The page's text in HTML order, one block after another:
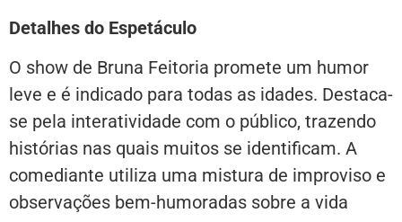
Detalhes do Espetáculo
O show de Bruna Feitoria promete um humor
leve e é indicado para todas as idades. Destaca-
se pela interatividade com o público, trazendo
histórias nas quais muitos se identificam. A
comediante utiliza uma mistura de improviso e
observações bem-humoradas sobre a vida